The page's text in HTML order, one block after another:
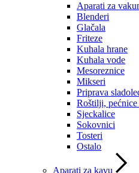
Aparati za
Blenderi
Glačala
Friteze
Kuhala hrane
Kuhala vode
Mesoreznice
Mikseri
Priprava
Roštilji,
Sjeckalice
Sokovnici
Tosteri
Ostalo
Aparati za kavu